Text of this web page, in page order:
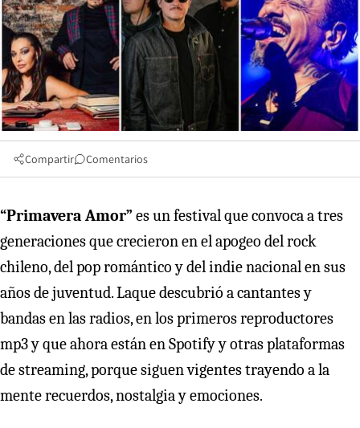
Compartir Comentarios
“Primavera Amor” es un festival que convoca a tres
generaciones que crecieron en el apogeo del rock
chileno, del pop romántico y del indie nacional en sus
años de juventud. Laque descubrió a cantantes y
bandas en las radios, en los primeros reproductores
mp3 y que ahora están en Spotify y otras plataformas
de streaming, porque siguen vigentes trayendo a la
mente recuerdos, nostalgia y emociones.